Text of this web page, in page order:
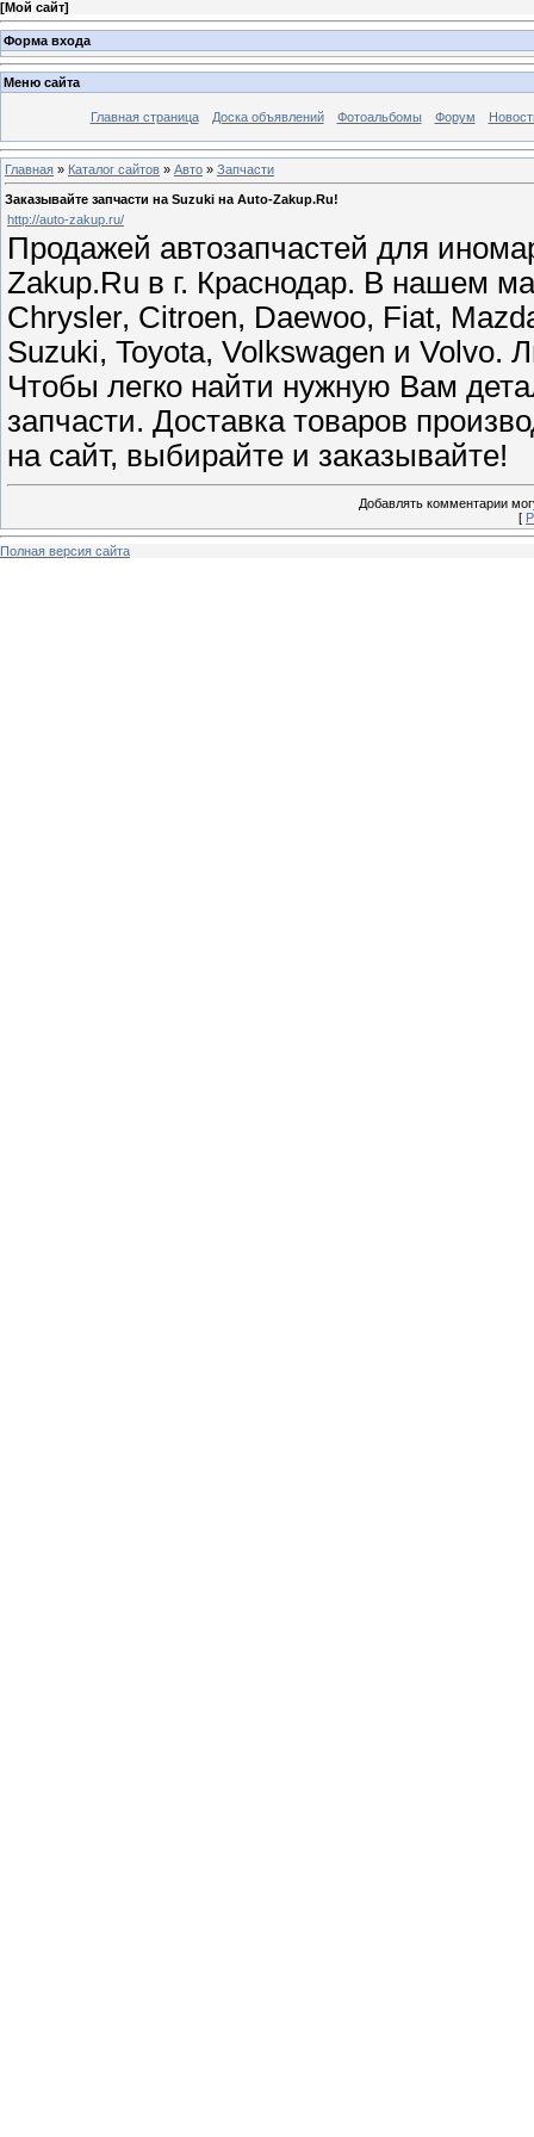
[Мой сайт]
Форма входа
Меню сайта
Главная страница Доска объявлений Фотоальбомы Форум
Главная » Каталог сайтов » Авто » Запчасти
Заказывайте запчасти на Suzuki на Auto-Zakup.Ru!
http://auto-zakup.ru/
Продажей автозапчастей для
Zakup.Ru в г. Краснодар. В нашем
Chrysler, Citroen, Daewoo, Fiat,
Suzuki, Toyota, Volkswagen и Volvo.
Чтобы легко найти нужную Вам
запчасти. Доставка товаров
на сайт, выбирайте и заказывайте!
Добавлять комментарии
[
Полная версия сайта